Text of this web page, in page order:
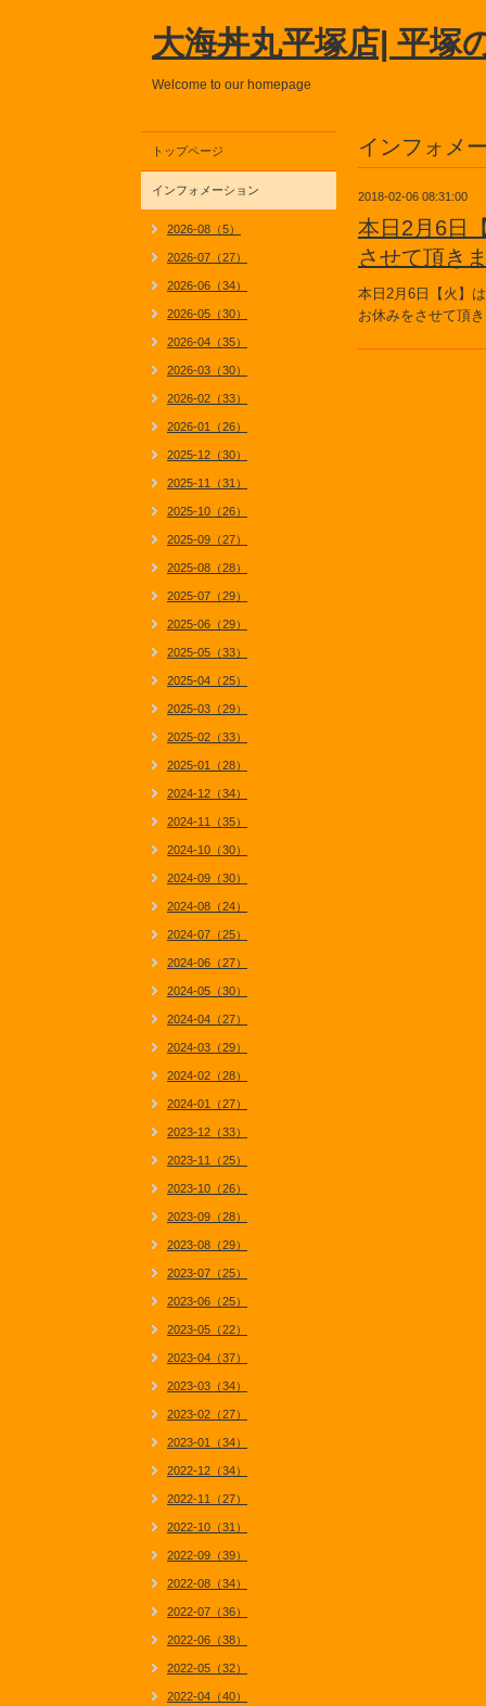
大海丼丸平塚店| 平塚
Welcome to our homepage
インフォメ
2018-02-06 08:31:00
本日2月6日
させて頂き
本日2月6日【火】
お休みをさせて頂
トップページ
インフォメーション
2026-08（5）
2026-07（27）
2026-06（34）
2026-05（30）
2026-04（35）
2026-03（30）
2026-02（33）
2026-01（26）
2025-12（30）
2025-11（31）
2025-10（26）
2025-09（27）
2025-08（28）
2025-07（29）
2025-06（29）
2025-05（33）
2025-04（25）
2025-03（29）
2025-02（33）
2025-01（28）
2024-12（34）
2024-11（35）
2024-10（30）
2024-09（30）
2024-08（24）
2024-07（25）
2024-06（27）
2024-05（30）
2024-04（27）
2024-03（29）
2024-02（28）
2024-01（27）
2023-12（33）
2023-11（25）
2023-10（26）
2023-09（28）
2023-08（29）
2023-07（25）
2023-06（25）
2023-05（22）
2023-04（37）
2023-03（34）
2023-02（27）
2023-01（34）
2022-12（34）
2022-11（27）
2022-10（31）
2022-09（39）
2022-08（34）
2022-07（36）
2022-06（38）
2022-05（32）
2022-04（40）